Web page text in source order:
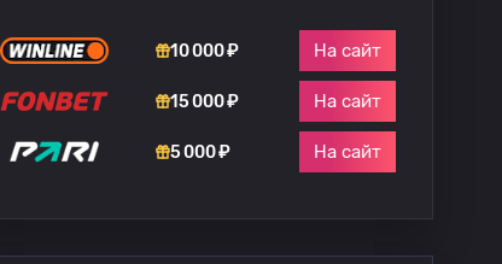
10 000 ₽ На сайт
15 000 ₽ На сайт
5 000 ₽ На сайт